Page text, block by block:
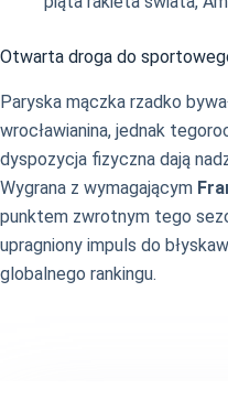
Otwarta droga do
Paryska mączka rzadko
wrocławianina, jednak
dyspozycja fizyczna dają
Wygrana z wymagającym
punktem zwrotnym tego
upragniony impuls do
globalnego rankingu.